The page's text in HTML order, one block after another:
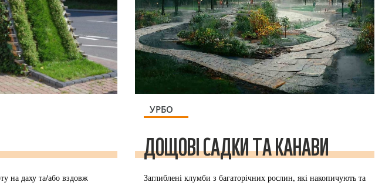
на даху та/або вздовж
УРБО
ДОЩОВІ САДКИ ТА КАНАВИ
Заглиблені клумби з багаторічних рослин, які накопичують та